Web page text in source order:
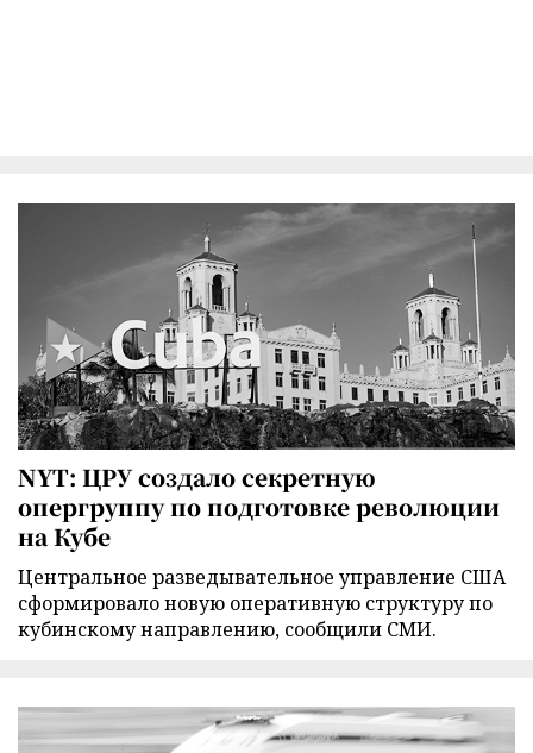
NYT: ЦРУ создало секретную
опергруппу по подготовке революции
на Кубе
Центральное разведывательное управление США
сформировало новую оперативную структуру по
кубинскому направлению, сообщили СМИ.